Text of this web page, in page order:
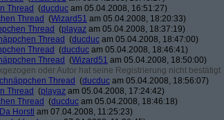
Thread (ducduc am 05.04.2008, 16:51:27)
Thread (Wizard51 am 05.04.2008, 18:20:33)
Thread (playaz am 05.04.2008, 18:37:19)
Thread (ducduc am 05.04.2008, 18:47:00)
Thread (ducduc am 05.04.2008, 18:46:41)
Thread (Wizard51 am 05.04.2008, 18:50:00)
oder Autor hat seine Registrierung nicht bestätigt
Thread (ducduc am 05.04.2008, 18:56:07)
Thread (playaz am 05.04.2008, 17:24:42)
Thread (ducduc am 05.04.2008, 18:46:18)
Da Horstl am 07.04.2008, 11:25:23)